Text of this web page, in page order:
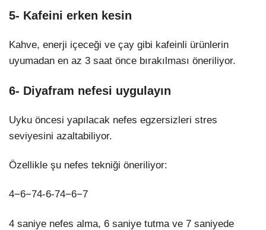
5- Kafeini erken kesin
Kahve, enerji içeceği ve çay gibi kafeinli ürünlerin
uyumadan en az 3 saat önce bırakılması öneriliyor.
6- Diyafram nefesi uygulayın
Uyku öncesi yapılacak nefes egzersizleri stres
seviyesini azaltabiliyor.
Özellikle şu nefes tekniği öneriliyor:
4−6−74-6-74−6−7
4 saniye nefes alma, 6 saniye tutma ve 7 saniyede